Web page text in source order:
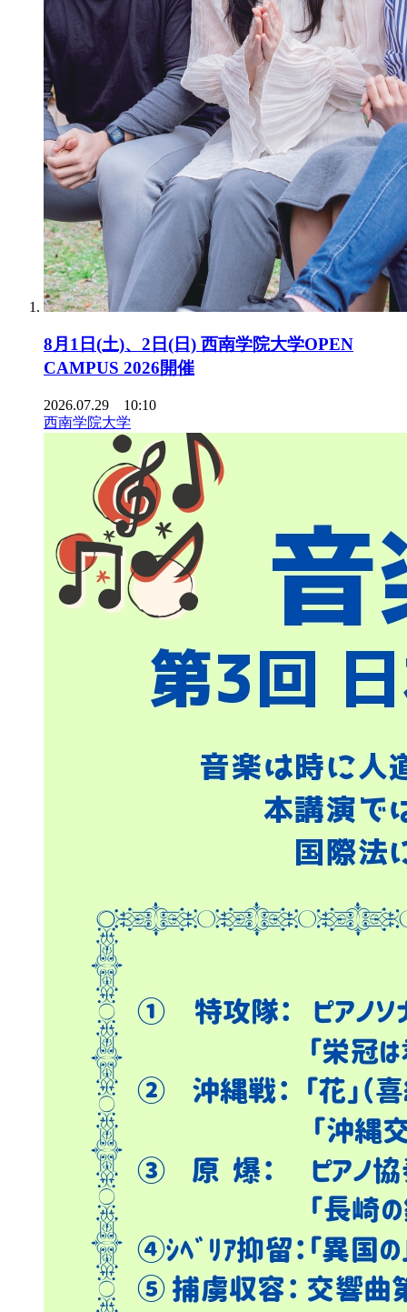
8月1日(土)、2日(日) 西南学院大学OPEN
CAMPUS 2026開催
2026.07.29 10:10
西南学院大学